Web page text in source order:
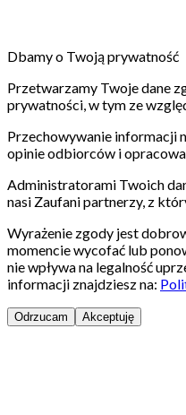
Dbamy o Twoją prywatność
Przetwarzamy Twoje dane
prywatności, w tym ze
Przechowywanie informacji
opinie odbiorców i
Administratorami Twoich
nasi Zaufani partnerzy, z
Wyrażenie zgody jest
momencie wycofać lub
nie wpływa na legalność
informacji znajdziesz na:
Odrzucam Akceptuję